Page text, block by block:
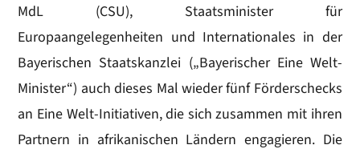
MdL (CSU), Staatsminister für
Europaangelegenheiten und Internationales in der
Bayerischen Staatskanzlei („Bayerischer Eine Welt-
Minister“) auch dieses Mal wieder fünf Förderschecks
an Eine Welt-Initiativen, die sich zusammen mit ihren
Partnern in afrikanischen Ländern engagieren. Die